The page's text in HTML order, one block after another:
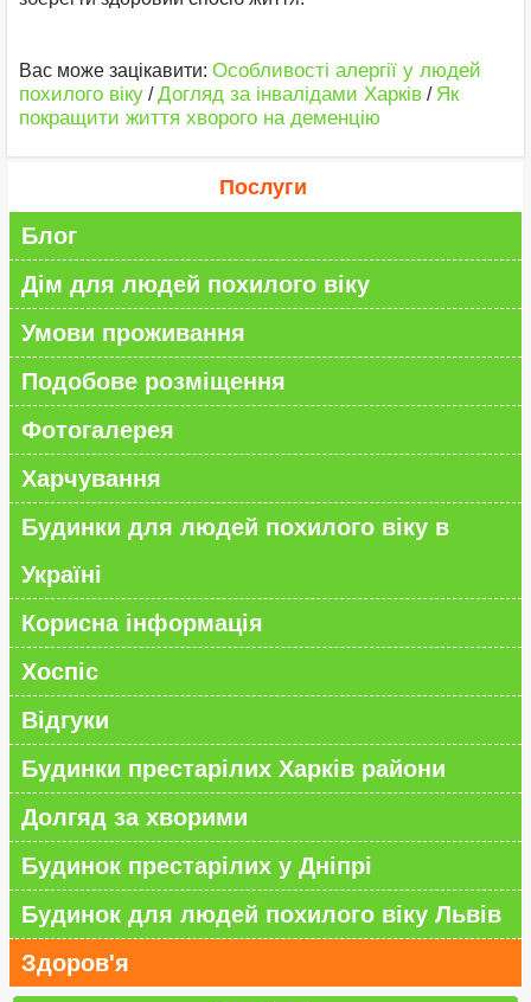
Вас може зацікавити:Особливості алергії у людей
похилого віку /Догляд за інвалідами Харків / Як
покращити життя хворого на деменцію
Послуги
Блог
Дім для людей похилого віку
Умови проживання
Подобове розміщення
Фотогалерея
Харчування
Будинки для людей похилого віку в
Україні
Корисна інформація
Хоспіс
Відгуки
Будинки престарілих Харків райони
Долгяд за хворими
Будинок престарілих у Дніпрі
Будинок для людей похилого віку Львів
Здоров'я